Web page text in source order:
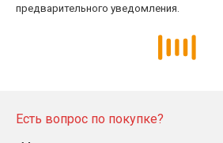
предварительного уведомления.
Есть вопрос по покупке?